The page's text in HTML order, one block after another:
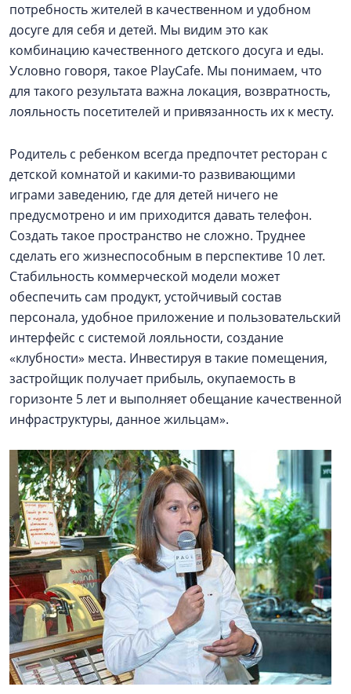
потребность жителей в качественном и удобном
досуге для себя и детей. Мы видим это как
комбинацию качественного детского досуга и еды.
Условно говоря, такое PlayCafe. Мы понимаем, что
для такого результата важна локация, возвратность,
лояльность посетителей и привязанность их к месту.
Родитель с ребенком всегда предпочтет ресторан с
детской комнатой и какими-то развивающими
играми заведению, где для детей ничего не
предусмотрено и им приходится давать телефон.
Создать такое пространство не сложно. Труднее
сделать его жизнеспособным в перспективе 10 лет.
Стабильность коммерческой модели может
обеспечить сам продукт, устойчивый состав
персонала, удобное приложение и пользовательский
интерфейс с системой лояльности, создание
«клубности» места. Инвестируя в такие помещения,
застройщик получает прибыль, окупаемость в
горизонте 5 лет и выполняет обещание качественной
инфраструктуры, данное жильцам».